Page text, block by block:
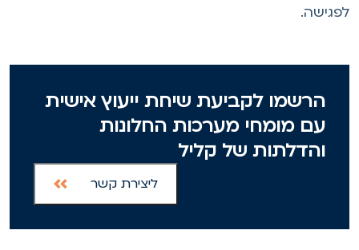
הרשמו לקביעת שיחת ייעוץ אישית
עם מומחי מערכות החלונות
והדלתות של קליל
ליצירת קשר